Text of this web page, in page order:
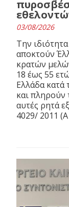
03/08/2026
Την
αποκτούν
κρατών
18 έως 55
Ελλάδα κατά
και πληρούν
αυτές ρητά
4029/ 2011